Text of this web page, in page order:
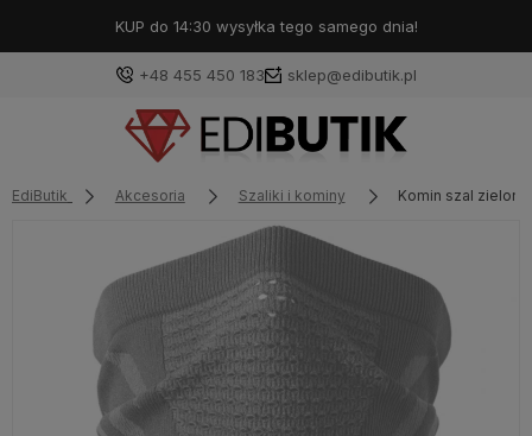
KUP do 14:30 wysyłka tego samego dnia!
+48 455 450 183 sklep@edibutik.pl
EdiButik Akcesoria Szaliki i kominy Komin szal